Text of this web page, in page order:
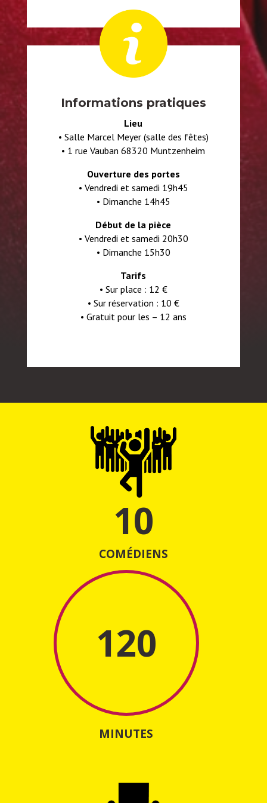
Informations pratiques
Lieu
• Salle Marcel Meyer (salle des fêtes)
• 1 rue Vauban 68320 Muntzenheim
Ouverture des portes
• Vendredi et samedi 19h45
• Dimanche 14h45
Début de la pièce
• Vendredi et samedi 20h30
• Dimanche 15h30
Tarifs
• Sur place : 12 €
• Sur réservation : 10 €
• Gratuit pour les – 12 ans
10
COMÉDIENS
120
MINUTES